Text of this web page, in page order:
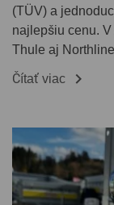
(TÜV) a
najlepšiu cenu.
Thule aj
Čítať viac 